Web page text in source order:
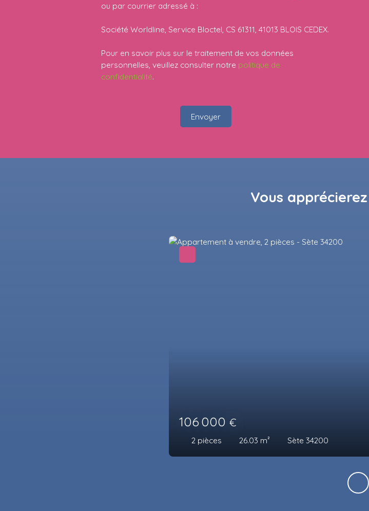
ou par courrier adressé à :
Société Worldline, Service Bloctel, CS 61311, 41013 BLOIS CEDEX.
Pour en savoir plus sur le traitement de vos données
personnelles, veuillez consulter notre politique de
confidentialité.
Envoyer
Vous apprécierez